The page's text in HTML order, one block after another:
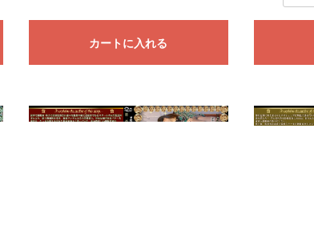
カートに入れる